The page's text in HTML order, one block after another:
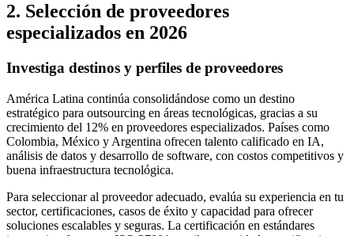
2. Selección de proveedores
especializados en 2026
Investiga destinos y perfiles de proveedores
América Latina continúa consolidándose como un destino
estratégico para outsourcing en áreas tecnológicas, gracias a su
crecimiento del 12% en proveedores especializados. Países como
Colombia, México y Argentina ofrecen talento calificado en IA,
análisis de datos y desarrollo de software, con costos competitivos y
buena infraestructura tecnológica.
Para seleccionar al proveedor adecuado, evalúa su experiencia en tu
sector, certificaciones, casos de éxito y capacidad para ofrecer
soluciones escalables y seguras. La certificación en estándares